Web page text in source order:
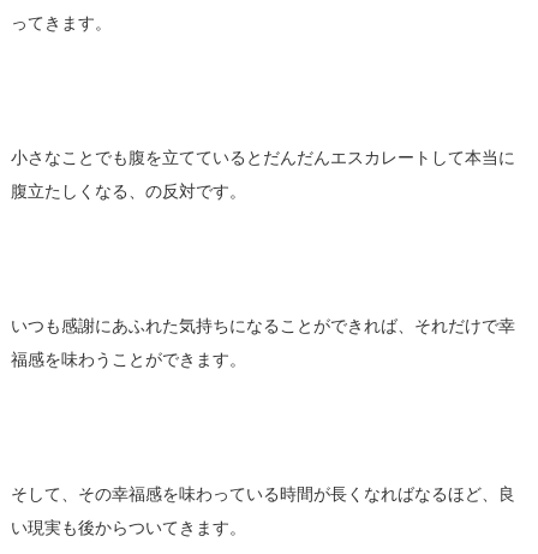
ってきます。
小さなことでも腹を立てているとだんだんエスカレートして本当に
腹立たしくなる、の反対です。
いつも感謝にあふれた気持ちになることができれば、それだけで幸
福感を味わうことができます。
そして、その幸福感を味わっている時間が長くなればなるほど、良
い現実も後からついてきます。